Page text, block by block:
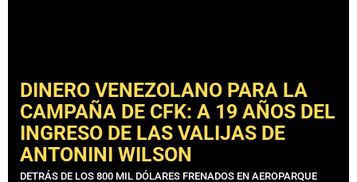
DINERO VENEZOLANO PARA LA
CAMPAÑA DE CFK: A 19 AÑOS DEL
INGRESO DE LAS VALIJAS DE
ANTONINI WILSON
DETRÁS DE LOS 800 MIL DÓLARES FRENADOS EN AEROPARQUE